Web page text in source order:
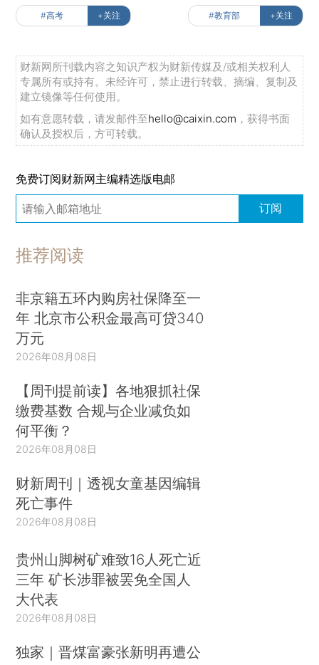
#高考 +关注 #教育部 +关注
财新网所刊载内容之知识产权为财新传媒及/或相关权利人
专属所有或持有。未经许可，禁止进行转载、摘编、复制及
建立镜像等任何使用。
如有意愿转载，请发邮件至hello@caixin.com ，获得书面
确认及授权后，方可转载。
免费订阅财新网主编精选版电邮
订阅
推荐阅读
非京籍五环内购房社保降至一
年 北京市公积金最高可贷340
万元
2026年08月08日
【周刊提前读】各地狠抓社保
缴费基数 合规与企业减负如
何平衡？
2026年08月08日
财新周刊｜透视女童基因编辑
死亡事件
2026年08月08日
贵州山脚树矿难致16人死亡近
三年 矿长涉罪被罢免全国人
大代表
2026年08月08日
独家｜晋煤富豪张新明再遭公